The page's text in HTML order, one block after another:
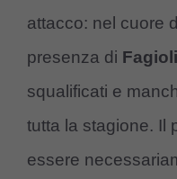
attacco: nel cuore
presenza di Fagioli
squalificati e
tutta la stagione. Il
essere